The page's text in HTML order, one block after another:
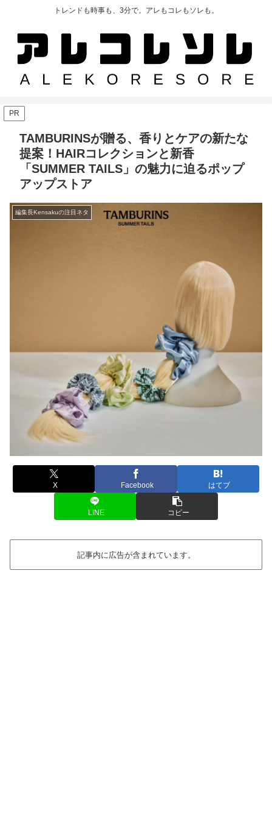
トレンドも時事も、3分で。アレもコレもソレも。
PR
TAMBURINSが贈る、香りとケアの新たな
提案！HAIRコレクションと新香
「SUMMER TAILS」の魅力に迫るポップ
アップストア
編集長Kensakuの注目ネタ
X Facebook はてブ
LINE コピー
記事内に広告が含まれています。